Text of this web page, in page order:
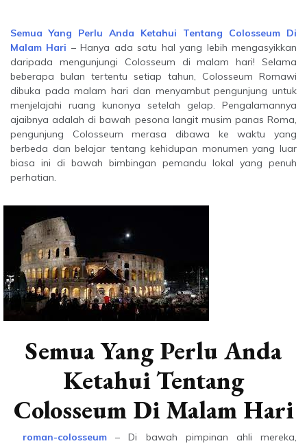
Semua Yang Perlu Anda Ketahui Tentang Colosseum Di
Malam Hari – Hanya ada satu hal yang lebih mengasyikkan
daripada mengunjungi Colosseum di malam hari! Selama
beberapa bulan tertentu setiap tahun, Colosseum Romawi
dibuka pada malam hari dan menyambut pengunjung untuk
menjelajahi ruang kunonya setelah gelap. Pengalamannya
ajaibnya adalah di bawah pesona langit musim panas Roma,
pengunjung Colosseum merasa dibawa ke waktu yang
berbeda dan belajar tentang kehidupan monumen yang luar
biasa ini di bawah bimbingan pemandu lokal yang penuh
perhatian.
Semua Yang Perlu Anda
Ketahui Tentang
Colosseum Di Malam Hari
roman-colosseum – Di bawah pimpinan ahli mereka,